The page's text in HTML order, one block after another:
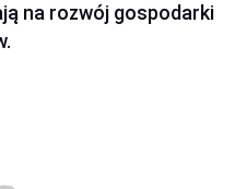
na rozwój gospodarki